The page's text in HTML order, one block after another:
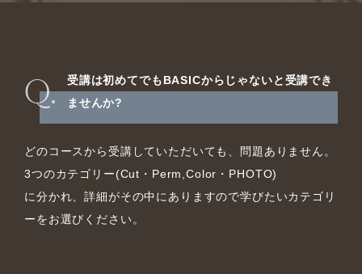
受講は初めてでもBASICからじゃないと受講でき
ませんか?
どのコースから受講していただいても、問題ありません。
3つのカテゴリー(Cut・Perm,Color・PHOTO)
に分かれ、詳細がその中にありますので学びたいカテゴリ
ーをお選びください。